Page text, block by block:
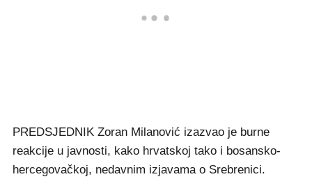
PREDSJEDNIK Zoran Milanović izazvao je burne
reakcije u javnosti, kako hrvatskoj tako i bosansko-
hercegovačkoj, nedavnim izjavama o Srebrenici.